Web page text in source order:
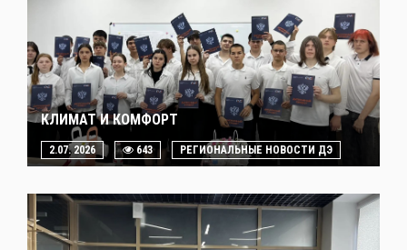
КЛИМАТ И КОМФОРТ
2.07. 2026 643 РЕГИОНАЛЬНЫЕ НОВОСТИ ДЭ